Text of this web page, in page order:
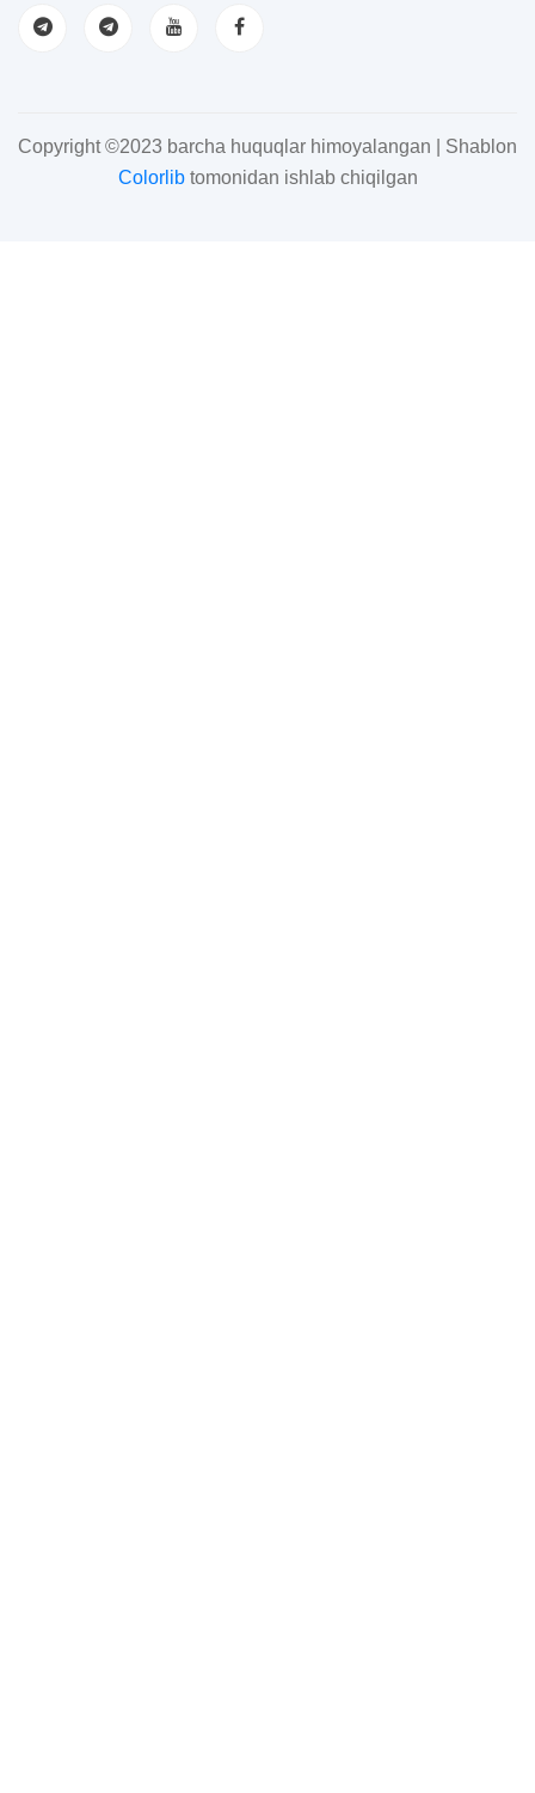
Copyright ©2023 barcha huquqlar himoyalangan | Shablon
Colorlibtomonidan ishlab chiqilgan